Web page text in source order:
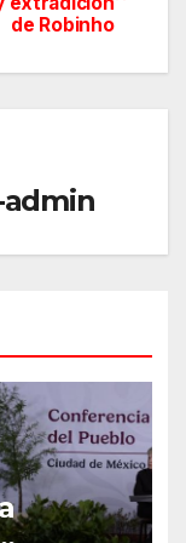
de Robinho